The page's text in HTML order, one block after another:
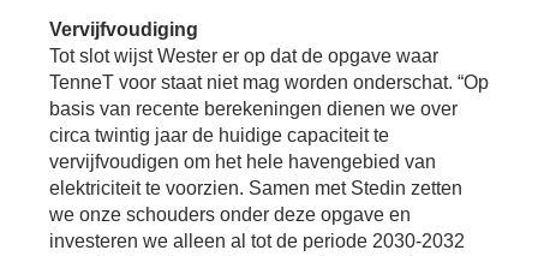
Vervijfvoudiging
Tot slot wijst Wester er op dat de opgave waar
TenneT voor staat niet mag worden onderschat. “Op
basis van recente berekeningen dienen we over
circa twintig jaar de huidige capaciteit te
vervijfvoudigen om het hele havengebied van
elektriciteit te voorzien. Samen met Stedin zetten
we onze schouders onder deze opgave en
investeren we alleen al tot de periode 2030-2032